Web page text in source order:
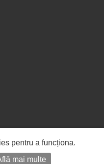
pentru a funcționa.
mai multe